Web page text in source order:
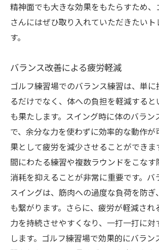
精神面でも大きな効果をもたらすため
さんにはぜひ取り入れていただきたい
す。
バランス改善による疲労軽減
ゴルフ練習場でのバランス練習は、単
るだけでなく、体への負担を軽減する
も果たします。スイング時に体のバラン
で、余分な力を使わずに効率的な動作が
果として疲労を減少させることができ
間にわたる練習や複数ラウンドをこな
消耗を抑えることが非常に重要です。バ
スイングは、筋肉への過度な負荷を防
も繋がります。さらに、疲労が軽減され
力を持続させやすくなり、一打一打に
します。ゴルフ練習場で効果的にバラ